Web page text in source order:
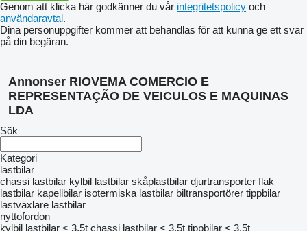
Genom att klicka här godkänner du vår integritetspolicy och
användaravtal.
Dina personuppgifter kommer att behandlas för att kunna ge ett svar
på din begäran.
Annonser RIOVEMA COMERCIO E
REPRESENTAÇÃO DE VEICULOS E MAQUINAS
LDA
Sök
Kategori
lastbilar
chassi lastbilar kylbil lastbilar skåplastbilar djurtransporter flak
lastbilar kapellbilar isotermiska lastbilar biltransportörer tippbilar
lastväxlare lastbilar
nyttofordon
kylbil lastbilar < 3.5t chassi lastbilar < 3.5t tippbilar < 3.5t